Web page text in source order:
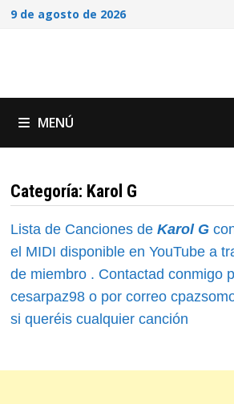
Saltar
9 de agosto de 2026
MENÚ
Categoría: Karol G
Lista de Canciones deKarol G
el MIDI disponible en YouTube a
de miembro . Contactad conmigo
cesarpaz98 o por correo
si queréis cualquier canción